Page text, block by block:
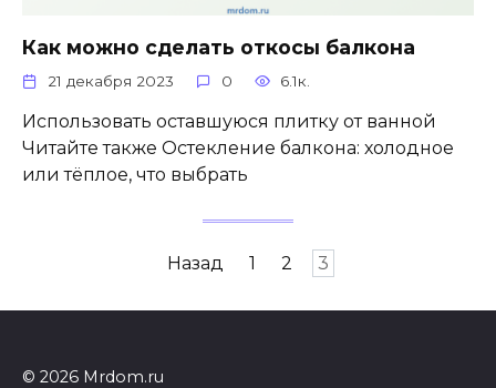
Как можно сделать откосы балкона
21 декабря 2023 0 6.1к.
Использовать оставшуюся плитку от ванной
Читайте также Остекление балкона: холодное
или тёплое, что выбрать
Назад 1 2 3
© 2026 Mrdom.ru